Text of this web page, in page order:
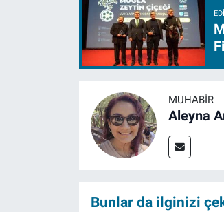
MUHABIR
Aleyna
Bunlar da ilginizi